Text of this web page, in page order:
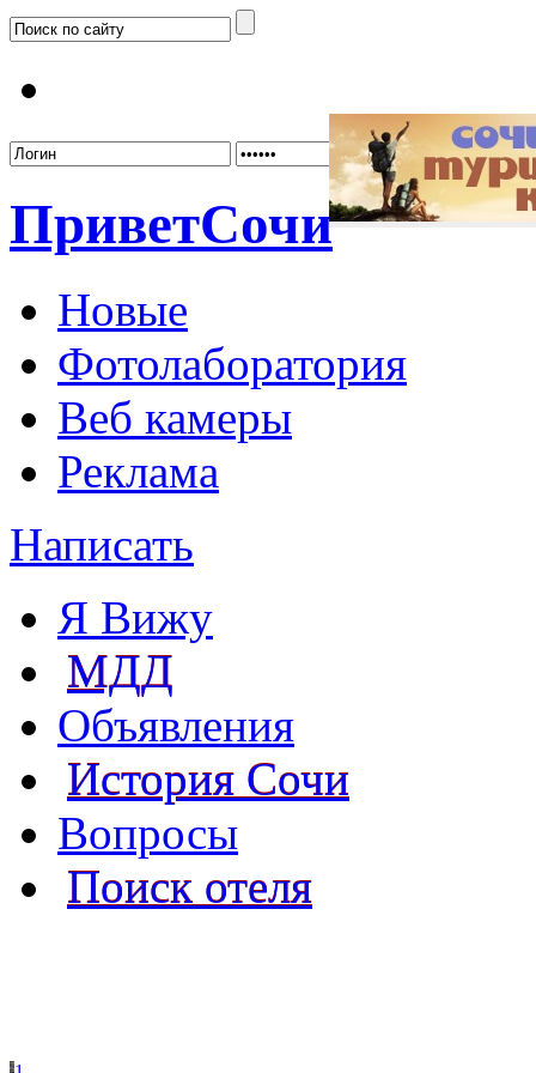
ПриветСочи
Новые
Фотолаборатория
Веб камеры
Реклама
Написать
Я Вижу
МДД
Объявления
История Сочи
Вопросы
Поиск отеля